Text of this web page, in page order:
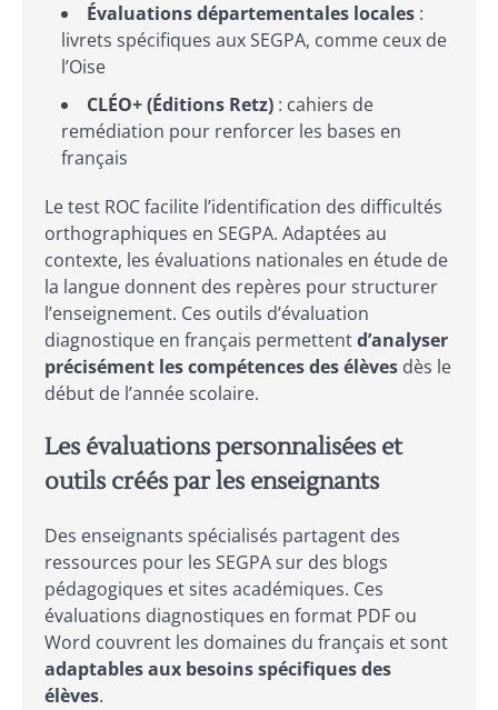
Évaluations départementales locales :
livrets spécifiques aux SEGPA, comme ceux de
l’Oise
CLÉO+ (Éditions Retz) : cahiers de
remédiation pour renforcer les bases en
français
Le test ROC facilite l’identification des difficultés
orthographiques en SEGPA. Adaptées au
contexte, les évaluations nationales en étude de
la langue donnent des repères pour structurer
l’enseignement. Ces outils d’évaluation
diagnostique en français permettentd’analyser
précisément les compétences des élèves dès le
début de l’année scolaire.
Les évaluations personnalisées et
outils créés par les enseignants
Des enseignants spécialisés partagent des
ressources pour les SEGPA sur des blogs
pédagogiques et sites académiques. Ces
évaluations diagnostiques en format PDF ou
Word couvrent les domaines du français et sont
adaptables aux besoins spécifiques des
élèves.